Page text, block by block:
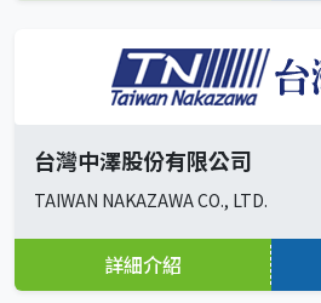
台灣中澤股份有限公司
TAIWAN NAKAZAWA CO., LTD.
詳細介紹